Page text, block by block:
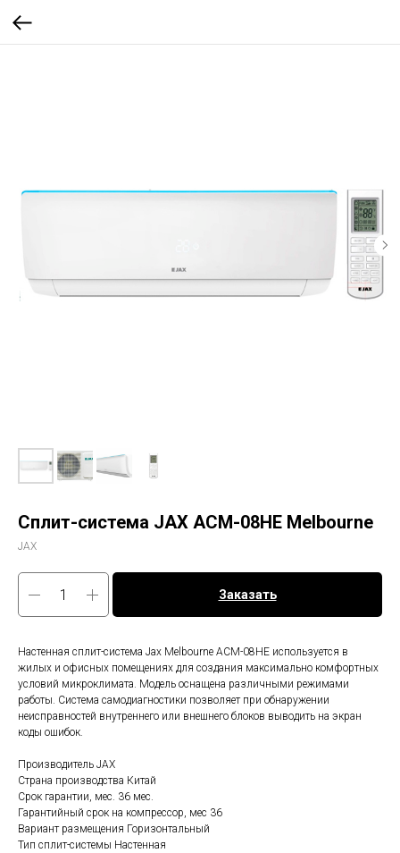
Сплит-система JAX ACM-08HE Melbourne
JAX
Заказать
Настенная сплит-система Jax Melbourne ACM-08HE используется в
жилых и офисных помещениях для создания максимально комфортных
условий микроклимата. Модель оснащена различными режимами
работы. Система самодиагностики позволяет при обнаружении
неисправностей внутреннего или внешнего блоков выводить на экран
коды ошибок.
Производитель JAX
Страна производства Китай
Срок гарантии, мес. 36 мес.
Гарантийный срок на компрессор, мес 36
Вариант размещения Горизонтальный
Тип сплит-системы Настенная